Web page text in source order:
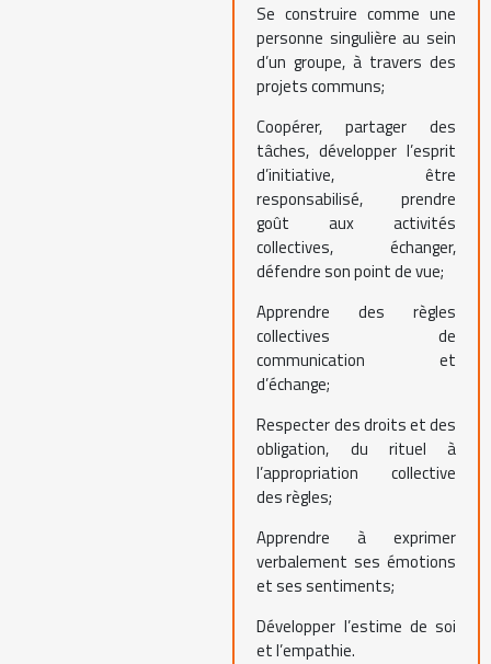
Se construire comme une
personne singulière au sein
d’un groupe, à travers des
projets communs;
Coopérer, partager des
tâches, développer l’esprit
d’initiative, être
responsabilisé, prendre
goût aux activités
collectives, échanger,
défendre son point de vue;
Apprendre des règles
collectives de
communication et
d’échange;
Respecter des droits et des
obligation, du rituel à
l’appropriation collective
des règles;
Apprendre à exprimer
verbalement ses émotions
et ses sentiments;
Développer l’estime de soi
et l’empathie.